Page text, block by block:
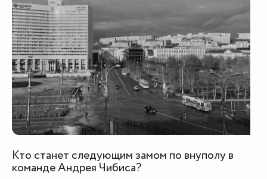
Кто станет следующим замом по внуполу в
команде Андрея Чибиса?